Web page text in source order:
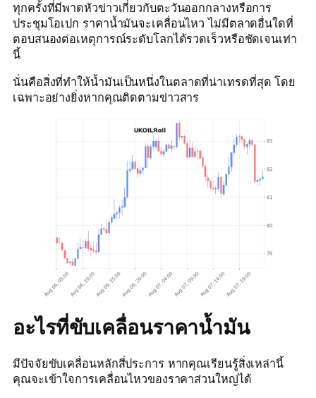
ทุกครั้งที่มีพาดหัวข่าวเกี่ยวกับตะวันออกกลางหรือการ
ประชุมโอเปก ราคาน้ำมันจะเคลื่อนไหว ไม่มีตลาดอื่นใดที่
ตอบสนองต่อเหตุการณ์ระดับโลกได้รวดเร็วหรือชัดเจนเท่า
นี้
นั่นคือสิ่งที่ทำให้น้ำมันเป็นหนึ่งในตลาดที่น่าเทรดที่สุด โดย
เฉพาะอย่างยิ่งหากคุณติดตามข่าวสาร
อะไรที่ขับเคลื่อนราคาน้ำมัน
มีปัจจัยขับเคลื่อนหลักสี่ประการ หากคุณเรียนรู้สิ่งเหล่านี้
คุณจะเข้าใจการเคลื่อนไหวของราคาส่วนใหญ่ได้